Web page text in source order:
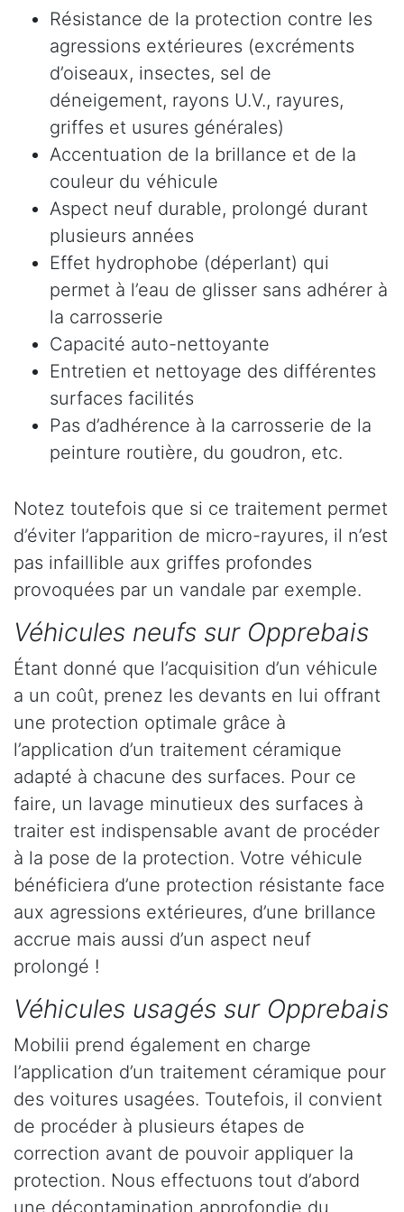
Résistance de la protection contre les
agressions extérieures (excréments
d’oiseaux, insectes, sel de
déneigement, rayons U.V., rayures,
griffes et usures générales)
Accentuation de la brillance et de la
couleur du véhicule
Aspect neuf durable, prolongé durant
plusieurs années
Effet hydrophobe (déperlant) qui
permet à l’eau de glisser sans adhérer à
la carrosserie
Capacité auto-nettoyante
Entretien et nettoyage des différentes
surfaces facilités
Pas d’adhérence à la carrosserie de la
peinture routière, du goudron, etc.
Notez toutefois que si ce traitement permet
d’éviter l’apparition de micro-rayures, il n’est
pas infaillible aux griffes profondes
provoquées par un vandale par exemple.
Véhicules neufs sur Opprebais
Étant donné que l’acquisition d’un véhicule
a un coût, prenez les devants en lui offrant
une protection optimale grâce à
l’application d’un traitement céramique
adapté à chacune des surfaces. Pour ce
faire, un lavage minutieux des surfaces à
traiter est indispensable avant de procéder
à la pose de la protection. Votre véhicule
bénéficiera d’une protection résistante face
aux agressions extérieures, d’une brillance
accrue mais aussi d’un aspect neuf
prolongé !
Véhicules usagés sur Opprebais
Mobilii prend également en charge
l’application d’un traitement céramique pour
des voitures usagées. Toutefois, il convient
de procéder à plusieurs étapes de
correction avant de pouvoir appliquer la
protection. Nous effectuons tout d’abord